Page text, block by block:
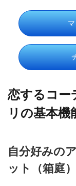
恋するコー
リの基本機
自分好みの
ット（箱庭